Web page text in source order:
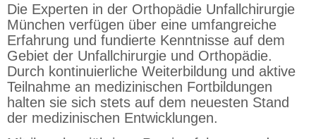
Die Experten in der Orthopädie Unfallchirurgie
München verfügen über eine umfangreiche
Erfahrung und fundierte Kenntnisse auf dem
Gebiet der Unfallchirurgie und Orthopädie.
Durch kontinuierliche Weiterbildung und aktive
Teilnahme an medizinischen Fortbildungen
halten sie sich stets auf dem neuesten Stand
der medizinischen Entwicklungen.